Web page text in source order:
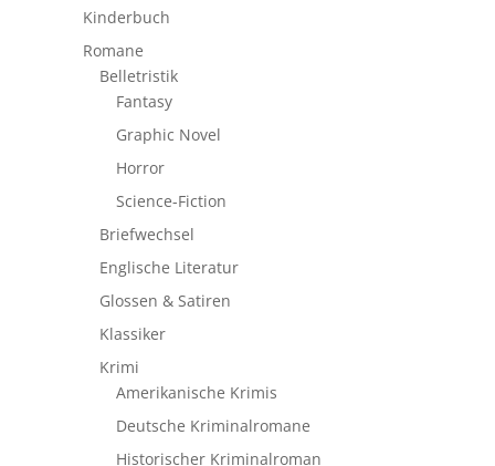
Kinderbuch
Romane
Belletristik
Fantasy
Graphic Novel
Horror
Science-Fiction
Briefwechsel
Englische Literatur
Glossen & Satiren
Klassiker
Krimi
Amerikanische Krimis
Deutsche Kriminalromane
Historischer Kriminalroman